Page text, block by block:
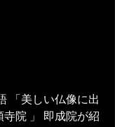
「美しい仏像に出
院 」 即成院が紹